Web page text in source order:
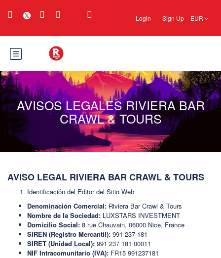
Login Sign Up EUR
AVISOS LEGALES RIVIERA BAR
CRAWL & TOURS
AVISO LEGAL RIVIERA BAR CRAWL & TOURS
Identificación del Editor del Sitio Web
Denominación Comercial: Riviera Bar Crawl & Tours
Nombre de la Sociedad: LUXSTARS INVESTMENT
Domicilio Social: 8 rue Chauvain, 06000 Nice, France
SIREN (Registro Mercantil): 991 237 181
SIRET (Unidad Local): 991 237 181 00011
NIF Intracomunitario (IVA): FR15 991237181